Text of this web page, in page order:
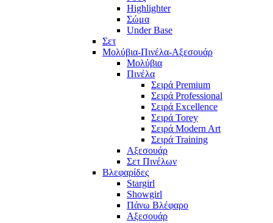
Highlighter
Σώμα
Under Base
Σετ
Μολύβια-Πινέλα-Αξεσουάρ
Μολύβια
Πινέλα
Σειρά Premium
Σειρά Professional
Σειρά Excellence
Σειρά Torey
Σειρά Modern Art
Σειρά Training
Αξεσουάρ
Σετ Πινέλων
Βλεφαρίδες
Stargirl
Showgirl
Πάνω Βλέφαρο
Αξεσουάρ